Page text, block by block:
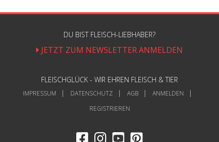
DU BIST FLEISCH-LIEBHABER?
JETZT ZUM NEWSLETTER ANMELDEN
FLEISCHGLÜCK - WIR EHREN FLEISCH & TIER
IMPRESSUM DATENSCHUTZ AGB
ANMELDEN
REGISTRIEREN